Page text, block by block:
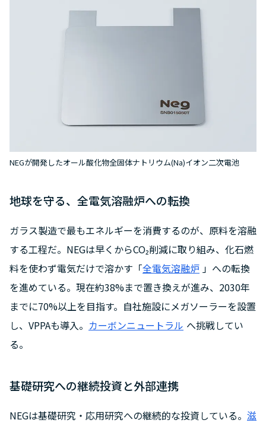
NEGが開発したオール酸化物全固体ナトリウム(Na)イオン二次電池
地球を守る、全電気溶融炉への転換
ガラス製造で最もエネルギーを消費するのが、原料を溶融
する工程だ。NEGは早くからCO₂削減に取り組み、化石燃
料を使わず電気だけで溶かす「全電気溶融炉 」への転換
を進めている。現在約38%まで置き換えが進み、2030年
までに70%以上を目指す。自社施設にメガソーラーを設置
し、VPPAも導入。 カーボンニュートラル へ挑戦してい
る。
基礎研究への継続投資と外部連携
NEGは基礎研究・応用研究への継続的な投資している。 滋